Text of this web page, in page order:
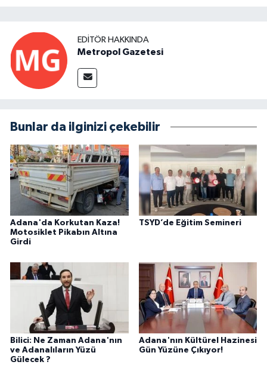
EDITÖR HAKKINDA
Metropol Gazetesi
Bunlar da ilginizi çekebilir
Adana'da Korkutan Kaza!
Motosiklet Pikabın Altına
Girdi
TSYD’de Eğitim Semineri
Bilici: Ne Zaman Adana'nın
ve Adanalıların Yüzü
Gülecek ?
Adana'nın Kültürel Hazinesi
Gün Yüzüne Çıkıyor!